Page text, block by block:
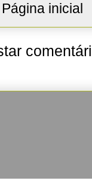
Página inicial